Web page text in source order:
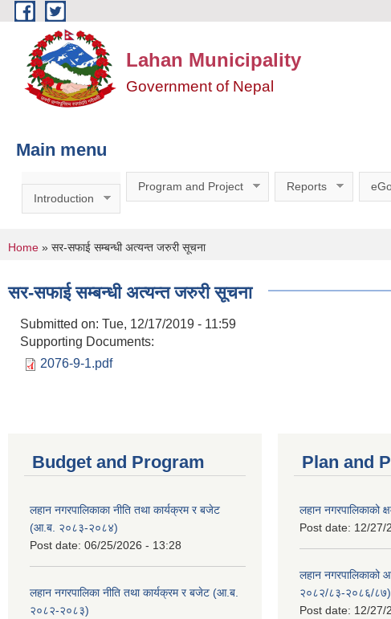
Skip to main content
Lahan Municipality
Government of Nepal
Main menu
Introduction
Program and Project Reports
You are here
Home » सर-सफाई सम्बन्धी अत्यन्त जरुरी सूचना
सर-सफाई सम्बन्धी अत्यन्त जरुरी सूचना
Submitted on: Tue, 12/17/2019 - 11:59
Supporting Documents:
2076-9-1.pdf
Budget and Program
लहान नगरपालिकाका नीति तथा कार्यक्रम र बजेट
(आ.ब. २०८३-२०८४)
Post date: 06/25/2026 - 13:28
लहान नगरपालिका नीति तथा कार्यक्रम र बजेट (आ.ब.
२०८२-२०८३)
Plan and
लहान नगरपालिकाको
Post date: 12/27/
लहान नगरपालिकाको
२०८२/८३-२०८६/८७)
Post date: 12/27/